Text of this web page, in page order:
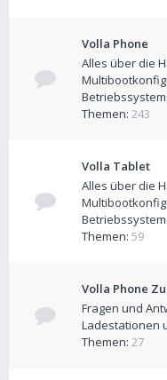
Volla Phone
Alles über die
Themen: 243
Volla Tablet
Alles über die
Themen: 59
Volla Phone
Fragen und
Ladestationen
Themen: 27